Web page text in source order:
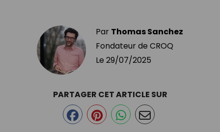
Par Thomas Sanchez
Fondateur de CROQ
Le 29/07/2025
PARTAGER CET ARTICLE SUR